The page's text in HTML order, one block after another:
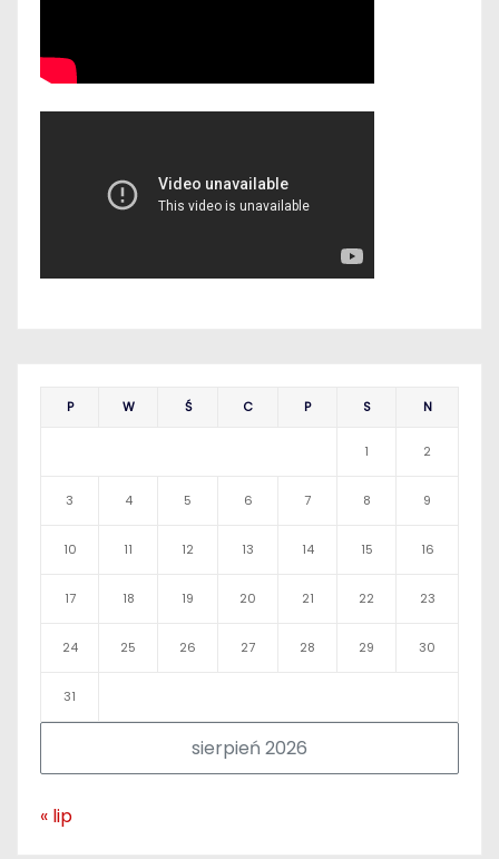
sierpień 2026
P W Ś C P S N
1 2
3 4 5 6 7 8 9
10 11 12 13 14 15 16
17 18 19 20 21 22 23
24 25 26 27 28 29 30
31
« lip